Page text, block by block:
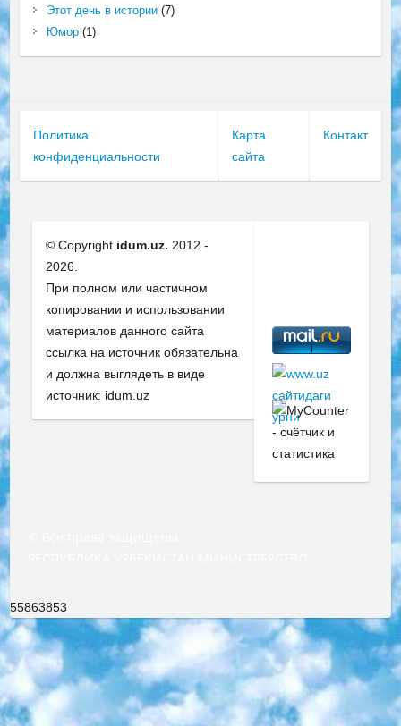
Этот день в истории(7)
Юмор(1)
Политика
конфиденциальности
Карта
сайта
Контакт
© Copyright idum.uz. 2012 -
2026.
При полном или частичном
копировании и использовании
материалов данного сайта
ссылка на источник обязательна
и должна выглядеть в виде
источник: idum.uz
55863853